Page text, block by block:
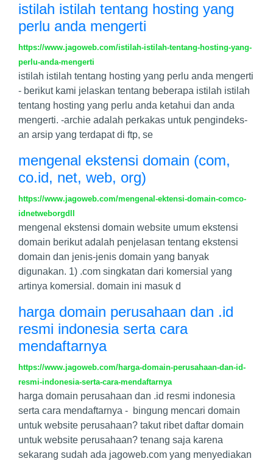
istilah istilah tentang hosting yang
perlu anda mengerti
https://www.jagoweb.com/istilah-istilah-tentang-hosting-yang-
perlu-anda-mengerti
istilah istilah tentang hosting yang perlu anda mengerti
- berikut kami jelaskan tentang beberapa istilah istilah
tentang hosting yang perlu anda ketahui dan anda
mengerti. -archie adalah perkakas untuk pengindeks-
an arsip yang terdapat di ftp, se
mengenal ekstensi domain (com,
co.id, net, web, org)
https://www.jagoweb.com/mengenal-ektensi-domain-comco-
idnetweborgdll
mengenal ekstensi domain website umum ekstensi
domain berikut adalah penjelasan tentang ekstensi
domain dan jenis-jenis domain yang banyak
digunakan. 1) .com singkatan dari komersial yang
artinya komersial. domain ini masuk d
harga domain perusahaan dan .id
resmi indonesia serta cara
mendaftarnya
https://www.jagoweb.com/harga-domain-perusahaan-dan-id-
resmi-indonesia-serta-cara-mendaftarnya
harga domain perusahaan dan .id resmi indonesia
serta cara mendaftarnya - bingung mencari domain
untuk website perusahaan? takut ribet daftar domain
untuk website perusahaan? tenang saja karena
sekarang sudah ada jagoweb.com yang menyediakan